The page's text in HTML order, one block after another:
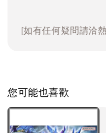
[如有任何疑問請洽
您可能也喜歡